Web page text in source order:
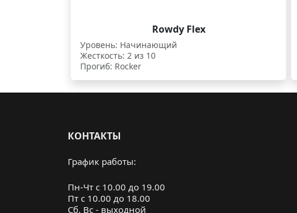
Rowdy Flex
Уровень: Начинающий
Жесткость: 2 из 10
Прогиб: Rocker
КОНТАКТЫ
График работы:
Пн-Чт с 10.00 до 19.00
Пт с 10.00 до 18.00
Cб, Вс - выходной